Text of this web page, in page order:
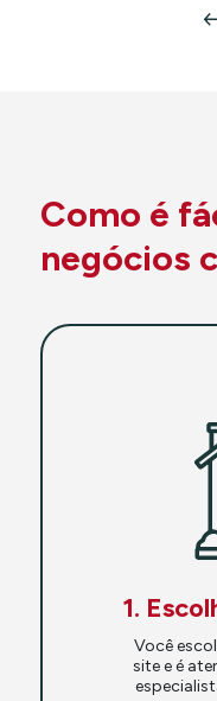
Como é
negócios
1.
Você
site e é